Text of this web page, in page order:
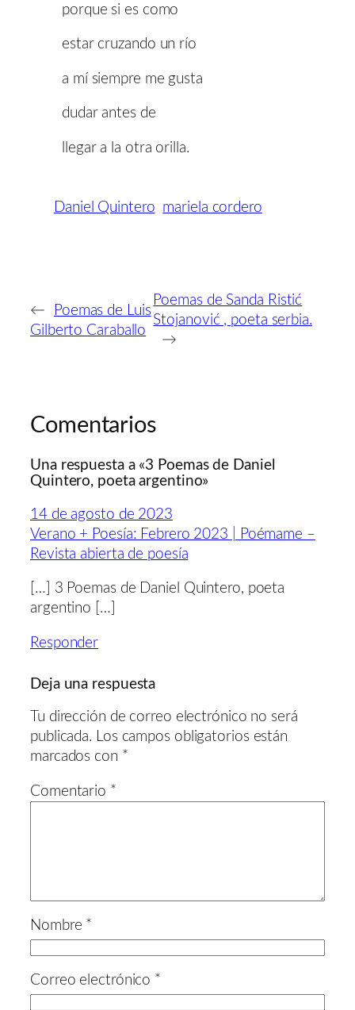
porque si es como
estar cruzando un río
a mí siempre me gusta
dudar antes de
llegar a la otra orilla.
Daniel Quintero mariela cordero
←
Poemas de Luis
Gilberto Caraballo
Poemas de Sanda Ristić
Stojanović , poeta serbia.
→
Comentarios
Una respuesta a «3 Poemas de Daniel
Quintero, poeta argentino»
14 de agosto de 2023
Verano + Poesía: Febrero 2023 | Poémame –
Revista abierta de poesía
[…] 3 Poemas de Daniel Quintero, poeta
argentino […]
Responder
Deja una respuesta
Tu dirección de correo electrónico no será
publicada. Los campos obligatorios están
marcados con *
Comentario *
Nombre *
Correo electrónico *